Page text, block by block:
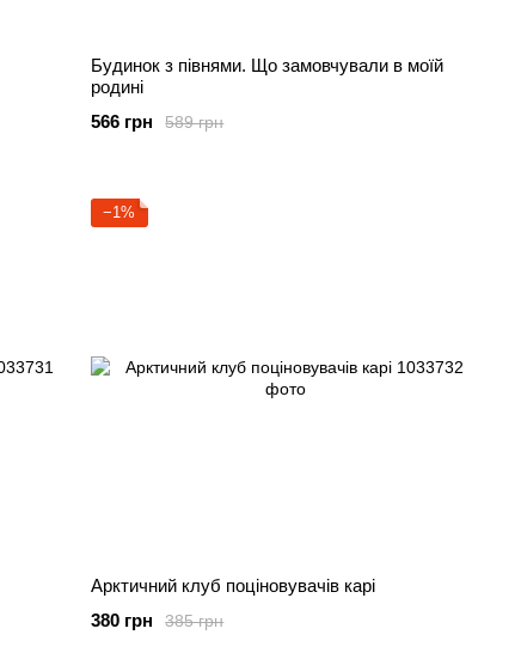
Будинок з півнями. Що замовчували в моїй
родині
589 грн
566 грн
−1%
Арктичний клуб поціновувачів карі
385 грн
380 грн